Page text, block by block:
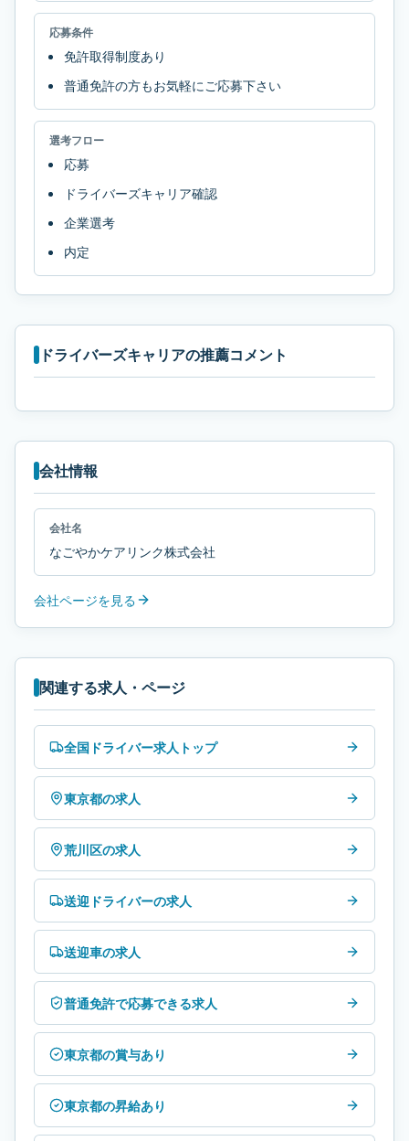
応募条件
免許取得制度あり
普通免許の方もお気軽にご応募下さい
選考フロー
応募
ドライバーズキャリア確認
企業選考
内定
ドライバーズキャリアの推薦コメント
会社情報
会社名
なごやかケアリンク株式会社
会社ページを見る
関連する求人・ページ
全国ドライバー求人トップ
東京都の求人
荒川区の求人
送迎ドライバーの求人
送迎車の求人
普通免許で応募できる求人
東京都の賞与あり
東京都の昇給あり